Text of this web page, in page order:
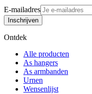
E-mailadres
Inschrijven
Ontdek
Alle producten
As hangers
As armbanden
Urnen
Wensenlijst